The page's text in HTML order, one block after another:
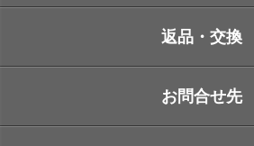
返品・交換
お問合せ先